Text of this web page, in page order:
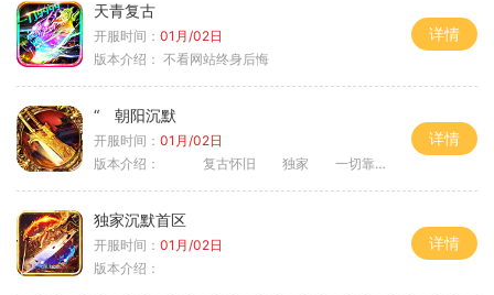
天青复古
开服时间： 01月/02日
版本介绍： 不看网站终身后悔
详情
“ 朝阳沉默
开服时间： 01月/02日
版本介绍：
复古怀旧 独家 一切靠打
详情
独家沉默首区
开服时间： 01月/02日
版本介绍：
详情